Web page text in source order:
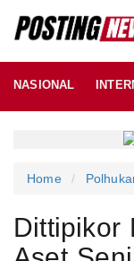
NASIONAL
Home
Dittipikor